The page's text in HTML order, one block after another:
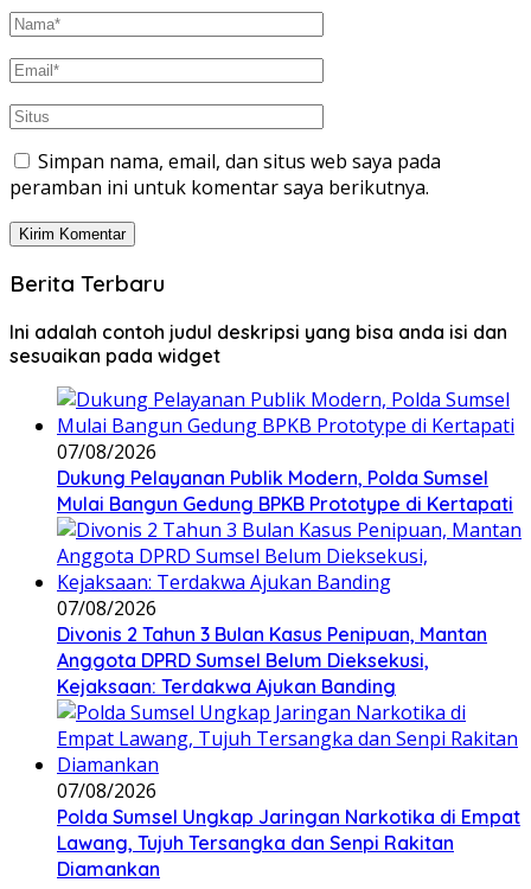
Simpan nama, email, dan situs web saya pada
peramban ini untuk komentar saya berikutnya.
Berita Terbaru
Ini adalah contoh judul deskripsi yang bisa anda isi dan
sesuaikan pada widget
07/08/2026
Dukung Pelayanan Publik Modern, Polda Sumsel
Mulai Bangun Gedung BPKB Prototype di Kertapati
07/08/2026
Divonis 2 Tahun 3 Bulan Kasus Penipuan, Mantan
Anggota DPRD Sumsel Belum Dieksekusi,
Kejaksaan: Terdakwa Ajukan Banding
07/08/2026
Polda Sumsel Ungkap Jaringan Narkotika di Empat
Lawang, Tujuh Tersangka dan Senpi Rakitan
Diamankan